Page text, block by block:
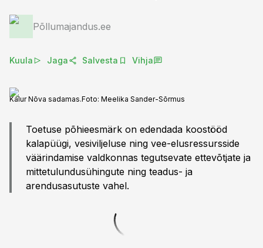
Põllumajandus.ee
Kuula Jaga Salvesta Vihja
Kalur Nõva sadamas.Foto: Meelika Sander-Sõrmus
Toetuse põhieesmärk on edendada koostööd
kalapüügi, vesiviljeluse ning vee-elusressursside
väärindamise valdkonnas tegutsevate ettevõtjate ja
mittetulundusühingute ning teadus- ja
arendusasutuste vahel.